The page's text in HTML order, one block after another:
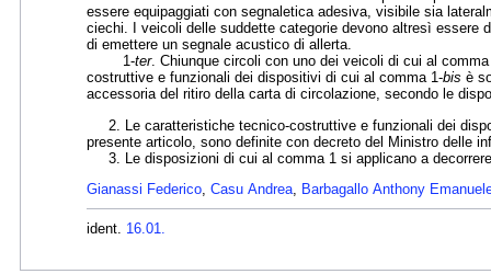
essere equipaggiati con segnaletica adesiva, visibile sia
ciechi. I veicoli delle suddette categorie devono altresì essere
di emettere un segnale acustico di allerta.
1-ter. Chiunque circoli con uno dei veicoli di cui al
costruttive e funzionali dei dispositivi di cui al comma 1-bis è
accessoria del ritiro della carta di circolazione, secondo le
2. Le caratteristiche tecnico-costruttive e funzionali dei
presente articolo, sono definite con decreto del Ministro delle
3. Le disposizioni di cui al comma 1 si applicano a
Gianassi Federico Casu Andrea Barbagallo Anthony
ident. 16.01.